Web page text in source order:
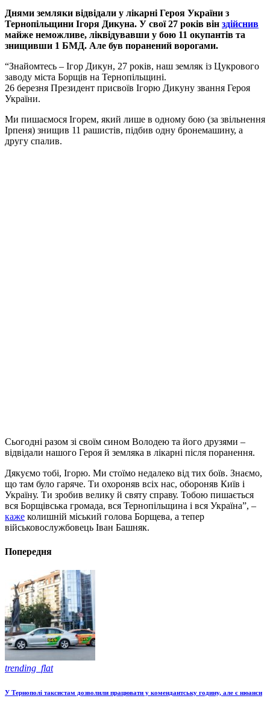
Днями земляки відвідали у лікарні Героя України з
Тернопільщини Ігоря Дикуна. У свої 27 років він здійснив
майже неможливе, ліквідувавши у бою 11 окупантів та
знищивши 1 БМД. Але був поранений ворогами.
“Знайомтесь – Ігор Дикун, 27 років, наш земляк із Цукрового
заводу міста Борщів на Тернопільщині.
26 березня Президент присвоїв Ігорю Дикуну звання Героя
України.
Ми пишаємося Ігорем, який лише в одному бою (за звільнення
Ірпеня) знищив 11 рашистів, підбив одну бронемашину, а
другу спалив.
Сьогодні разом зі своїм сином Володею та його друзями –
відвідали нашого Героя й земляка в лікарні після поранення.
Дякуємо тобі, Ігорю. Ми стоїмо недалеко від тих боїв. Знаємо,
що там було гаряче. Ти охороняв всіх нас, обороняв Київ і
Україну. Ти зробив велику й святу справу. Тобою пишається
вся Борщівська громада, вся Тернопільщина і вся Україна”, –
каже колишній міський голова Борщева, а тепер
військовослужбовець Іван Башняк.
Попередня
trending_flat
У Тернополі таксистам дозволили працювати у комендантську годину, але є нюанси